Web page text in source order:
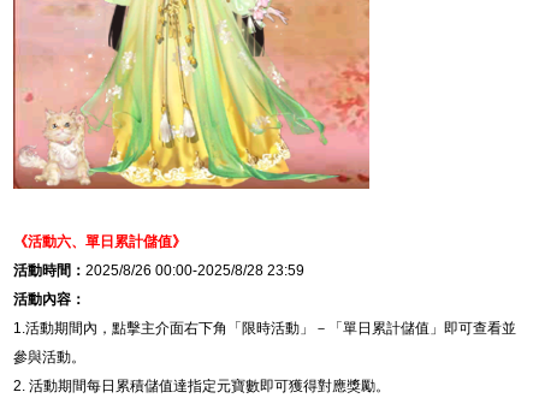
《活動六、單日累計儲值》
活動時間：2025/8/26 00:00-2025/8/28 23:59
活動內容：
1.活動期間內，點擊主介面右下角「限時活動」－「單日累計儲值 」即可查看並
參與活動。
2. 活動期間每日累積儲值達指定元寶數即可獲得對應獎勵。